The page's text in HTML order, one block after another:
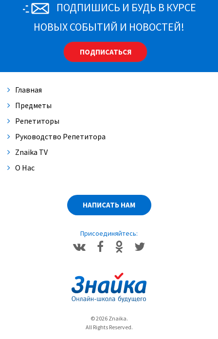
ПОДПИШИСЬ И БУДЬ В КУРСЕ
НОВЫХ СОБЫТИЙ И НОВОСТЕЙ!
ПОДПИСАТЬСЯ
Главная
Предметы
Репетиторы
Руководство Репетитора
Znaika TV
О Нас
НАПИСАТЬ НАМ
Присоединяйтесь:
© 2026 Znaika.
All Rights Reserved.